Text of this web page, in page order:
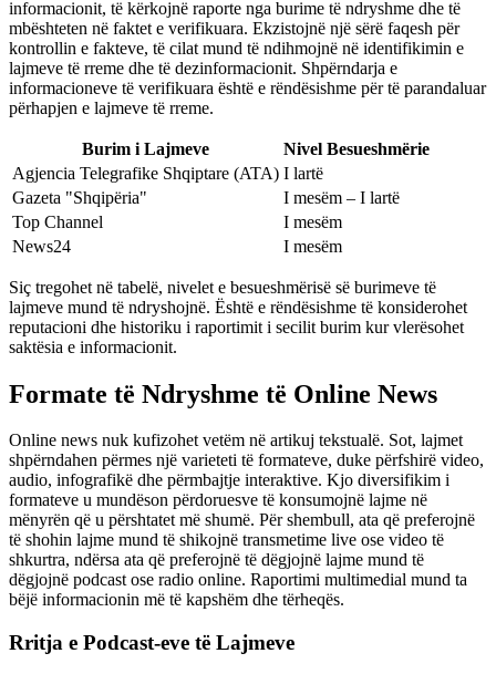
informacionit, të kërkojnë raporte nga burime të ndryshme dhe të
mbështeten në faktet e verifikuara. Ekzistojnë një sërë faqesh për
kontrollin e fakteve, të cilat mund të ndihmojnë në identifikimin e
lajmeve të rreme dhe të dezinformacionit. Shpërndarja e
informacioneve të verifikuara është e rëndësishme për të parandaluar
përhapjen e lajmeve të rreme.
Burim i Lajmeve
Nivel Besueshmërie
Agjencia Telegrafike Shqiptare (ATA) I lartë
Gazeta "Shqipëria"
I mesëm – I lartë
Top Channel
I mesëm
News24
I mesëm
Siç tregohet në tabelë, nivelet e besueshmërisë së burimeve të
lajmeve mund të ndryshojnë. Është e rëndësishme të konsiderohet
reputacioni dhe historiku i raportimit i secilit burim kur vlerësohet
saktësia e informacionit.
Formate të Ndryshme të Online News
Online news nuk kufizohet vetëm në artikuj tekstualë. Sot, lajmet
shpërndahen përmes një varieteti të formateve, duke përfshirë video,
audio, infografikë dhe përmbajtje interaktive. Kjo diversifikim i
formateve u mundëson përdoruesve të konsumojnë lajme në
mënyrën që u përshtatet më shumë. Për shembull, ata që preferojnë
të shohin lajme mund të shikojnë transmetime live ose video të
shkurtra, ndërsa ata që preferojnë të dëgjojnë lajme mund të
dëgjojnë podcast ose radio online. Raportimi multimedial mund ta
bëjë informacionin më të kapshëm dhe tërheqës.
Rritja e Podcast-eve të Lajmeve